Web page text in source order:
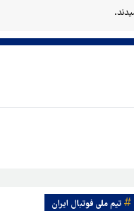
تیم ملی فوتبال ایران